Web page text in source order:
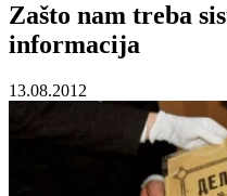
Zašto nam treba
informacija
13.08.2012